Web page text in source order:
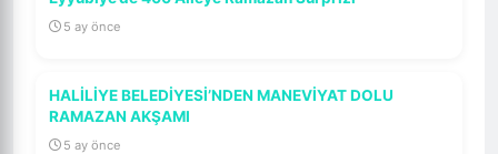
5 ay önce
HALİLİYE BELEDİYESİ’NDEN MANEVİYAT DOLU
RAMAZAN AKŞAMI
5 ay önce